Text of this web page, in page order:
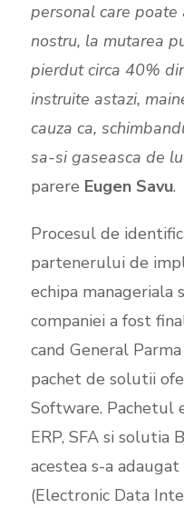
personal care poate
nostru, la mutarea
pierdut circa 40%
instruite astazi,
cauza ca,
sa-si gaseasca de
parere Eugen Savu.
Procesul de
partenerului de
echipa
companiei a fost
cand General
pachet de solutii
Software. Pachetul
ERP, SFA si solutia
acestea s-a
(Electronic Data